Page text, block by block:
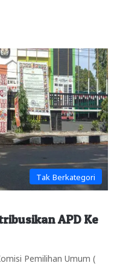
Tak Berkategori
APD Ke
Pemilihan Umum (